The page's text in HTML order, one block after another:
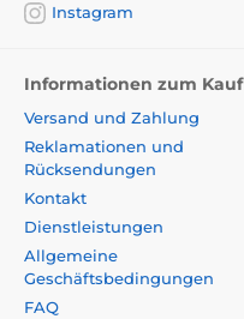
Instagram
Informationen zum Kauf
Versand und Zahlung
Reklamationen und
Rücksendungen
Kontakt
Dienstleistungen
Allgemeine
Geschäftsbedingungen
FAQ